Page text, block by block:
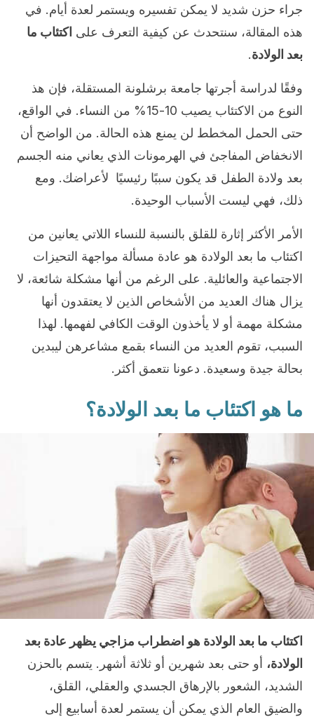
جراء حزن شديد لا يمكن تفسيره ويستمر لعدة أيام. في
هذه المقالة، سنتحدث عن كيفية التعرف على اكتئاب ما
بعد الولادة.
وفقًا لدراسة أجرتها جامعة برشلونة المستقلة، فإن هذ
النوع من الاكتئاب يصيب 10-15% من النساء. في الواقع،
حتى الحمل المخطط لن يمنع هذه الحالة. من الواضح أن
الانخفاض المفاجئ في الهرمونات الذي يعاني منه الجسم
بعد ولادة الطفل قد يكون سببًا رئيسيًا لأعراضك. ومع
ذلك، فهي ليست الأسباب الوحيدة.
الأمر الأكثر إثارة للقلق بالنسبة للنساء اللاتي يعانين من
اكتئاب ما بعد الولادة هو عادة مسألة مواجهة التحيزات
الاجتماعية والعائلية. على الرغم من أنها مشكلة شائعة، لا
يزال هناك العديد من الأشخاص الذين لا يعتقدون أنها
مشكلة مهمة أو لا يأخذون الوقت الكافي لفهمها. لهذا
السبب، تقوم العديد من النساء بقمع مشاعرهن ليبدين
بحالة جيدة وسعيدة. دعونا نتعمق أكثر.
ما هو اكتئاب ما بعد الولادة؟
اكتئاب ما بعد الولادة هو اضطراب مزاجي يظهر عادة بعد
الولادة، أو حتى بعد شهرين أو ثلاثة أشهر. يتسم بالحزن
الشديد، الشعور بالإرهاق الجسدي والعقلي، القلق،
والضيق العام الذي يمكن أن يستمر لعدة أسابيع إلى